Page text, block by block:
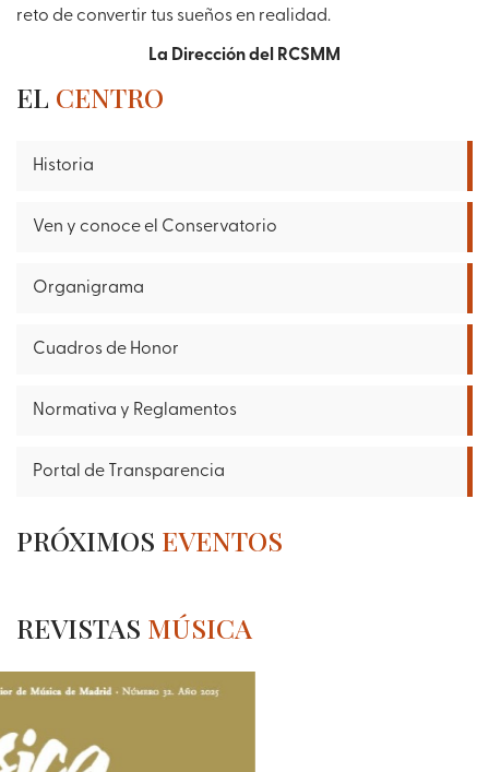
reto de convertir tus sueños en realidad.
La Dirección del RCSMM
EL CENTRO
Historia
Ven y conoce el Conservatorio
Organigrama
Cuadros de Honor
Normativa y Reglamentos
Portal de Transparencia
PRÓXIMOS EVENTOS
REVISTAS MÚSICA